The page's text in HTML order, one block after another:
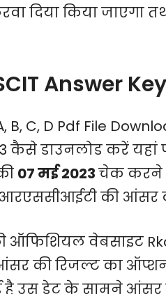
दिया किया जाएगा
Answer
B, C, D Pdf File
कैसे डाउनलोड करें
07 मई 2023चेक करने
आरएससीआईटी की
वेबसाइट
की रिजल्ट का
है उस डेट के सामने